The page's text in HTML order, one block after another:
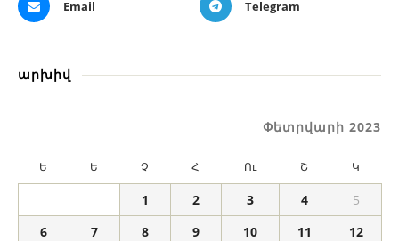
Email Telegram
արխիվ
Փետրվարի 2023
Ե Ե Չ Հ Ու Շ Կ
1 2 3 4
5
6
7 8 9 10 11
12